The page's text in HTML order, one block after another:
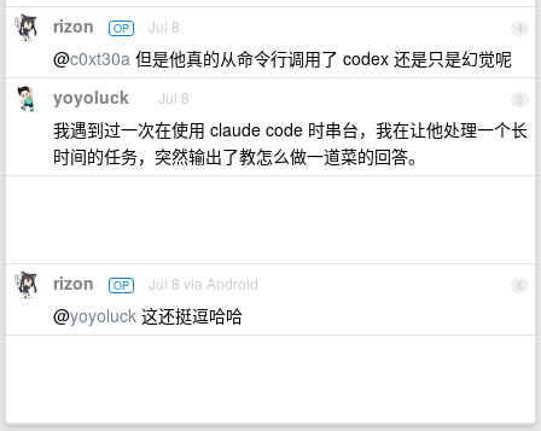
4
rizon OP Jul 8
@c0xt30a 但是他真的从命令行调用了 codex 还是只是幻觉呢
5
yoyoluck Jul 8
我遇到过一次在使用 claude code 时串台，我在让他处理一个长
时间的任务，突然输出了教怎么做一道菜的回答。
6
rizon OP Jul 8 via Android
@yoyoluck 这还挺逗哈哈